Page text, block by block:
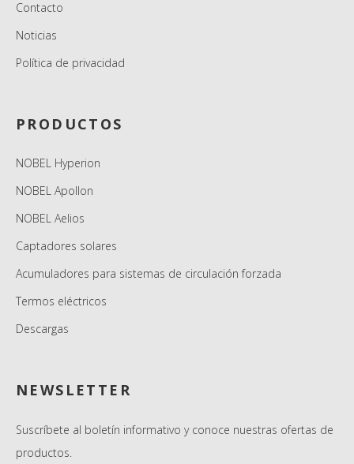
Contacto
Noticias
Política de privacidad
PRODUCTOS
NOBEL Hyperion
NOBEL Apollon
NOBEL Aelios
Captadores solares
Acumuladores para sistemas de circulación forzada
Termos eléctricos
Descargas
NEWSLETTER
Suscríbete al boletín informativo y conoce nuestras ofertas de
productos.